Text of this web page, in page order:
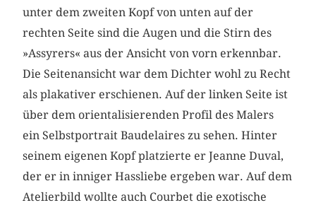
unter dem zweiten Kopf von unten auf der
rechten Seite sind die Augen und die Stirn des
»Assyrers« aus der Ansicht von vorn erkennbar.
Die Seitenansicht war dem Dichter wohl zu Recht
als plakativer erschienen. Auf der linken Seite ist
über dem orientalisierenden Profil des Malers
ein Selbstportrait Baudelaires zu sehen. Hinter
seinem eigenen Kopf platzierte er Jeanne Duval,
der er in inniger Hassliebe ergeben war. Auf dem
Atelierbild wollte auch Courbet die exotische